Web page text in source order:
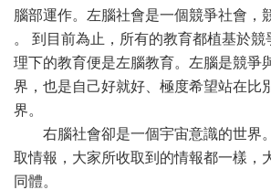
腦部運作。左腦社會是一個競爭社會，
。 到目前為止，所有的教育都植基於
理下的教育便是左腦教育。左腦是競爭
界，也是自己好就好、極度希望站在比
界。
右腦社會卻是一個宇宙意識的世界
取情報，大家所收取到的情報都一樣，
同體。